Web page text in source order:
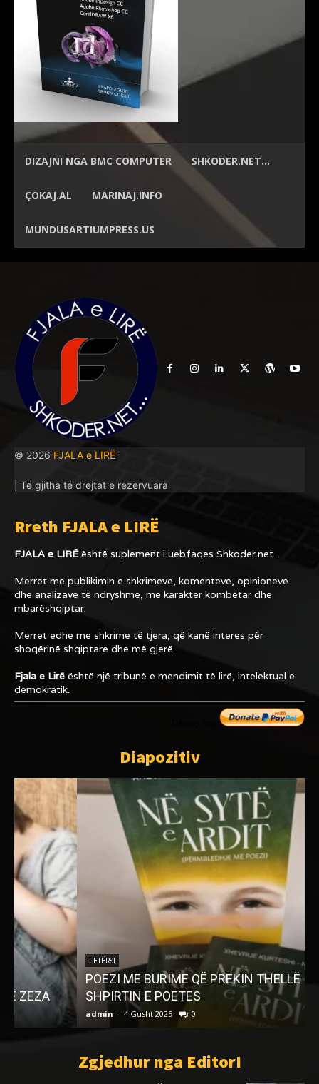
DIZAJNI NGA BMC COMPUTER SHKODER.NET…
ÇOKAJ.AL MARINAJ.INFO
MUNDUSARTIUMPRESS.US
© 2026 FJALA e LIRË
| Të gjitha të drejtat e rezervuara
Rreth FJALA e LIRË
FJALA e LIRËështë suplement i uebfaqes Shkoder.net...
Merret me publikimin e shkrimeve, komenteve, opinioneve
dhe analizave të ndryshme, me karakter kombëtar dhe
mbarëshqiptar.
Merret edhe me shkrime të tjera, që kanë interes për
shoqërinë shqiptare dhe më gjerë.
Fjala e Lirë është një tribunë e mendimit të lirë, intelektual e
demokratik.
Diapozitiv
LETËRSI
POEZI ME BURIME QË PREKIN THELLË
SHPIRTIN E POETES
- 4 Gusht 2025 0
Zgjedhur nga EditorI